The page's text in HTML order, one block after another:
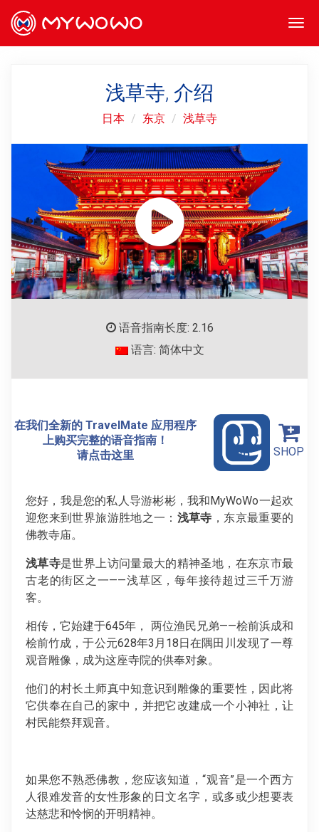
浅草寺, 介绍
日本 东京 浅草寺
语音指南长度: 2.16
语言: 简体中文
在我们全新的 TravelMate 应用程序
上购买完整的语音指南！
请点击这里
SHOP
您好，我是您的私人导游彬彬，我和MyWoWo一起欢
迎您来到世界旅游胜地之一： 浅草寺 ，东京最重要的
佛教寺庙。
浅草寺是世界上访问量最大的精神圣地，在东京市最
古老的街区之一——浅草区，每年接待超过三千万游
客。
相传，它始建于645年， 两位渔民兄弟——桧前浜成和
桧前竹成，于公元628年3月18日在隅田川发现了一尊
观音雕像，成为这座寺院的供奉对象。
他们的村长土师真中知意识到雕像的重要性，因此将
它供奉在自己的家中，并把它改建成一个小神社，让
村民能祭拜观音。
如果您不熟悉佛教，您应该知道，“观音”是一个西方
人很难发音的女性形象的日文名字，或多或少想要表
达慈悲和怜悯的开明精神。